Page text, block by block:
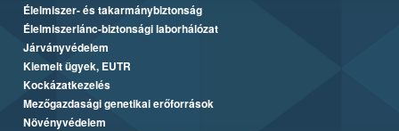
Élelmiszer- és takarmánybiztonság
Élelmiszerlánc-biztonsági laborhálózat
Járványvédelem
Kiemelt ügyek, EUTR
Kockázatkezelés
Mezőgazdasági genetikai erőforrások
Növényvédelem